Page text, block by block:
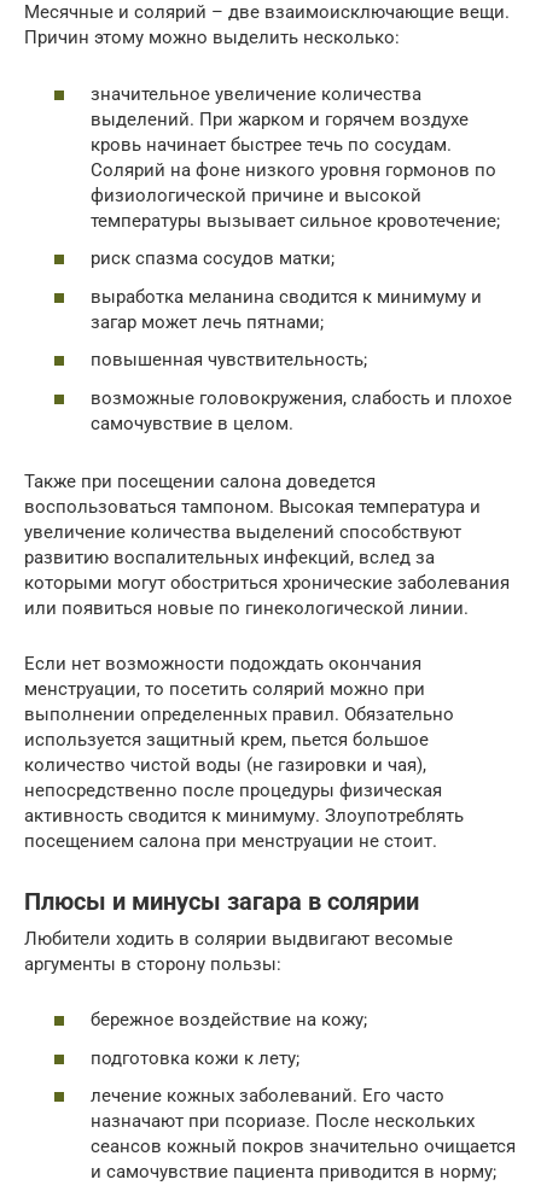
Месячные и солярий – две взаимоисключающие вещи.
Причин этому можно выделить несколько:
значительное увеличение количества
выделений. При жарком и горячем воздухе
кровь начинает быстрее течь по сосудам.
Солярий на фоне низкого уровня гормонов по
физиологической причине и высокой
температуры вызывает сильное кровотечение;
риск спазма сосудов матки;
выработка меланина сводится к минимуму и
загар может лечь пятнами;
повышенная чувствительность;
возможные головокружения, слабость и плохое
самочувствие в целом.
Также при посещении салона доведется
воспользоваться тампоном. Высокая температура и
увеличение количества выделений способствуют
развитию воспалительных инфекций, вслед за
которыми могут обостриться хронические заболевания
или появиться новые по гинекологической линии.
Если нет возможности подождать окончания
менструации, то посетить солярий можно при
выполнении определенных правил. Обязательно
используется защитный крем, пьется большое
количество чистой воды (не газировки и чая),
непосредственно после процедуры физическая
активность сводится к минимуму. Злоупотреблять
посещением салона при менструации не стоит.
Плюсы и минусы загара в солярии
Любители ходить в солярии выдвигают весомые
аргументы в сторону пользы:
бережное воздействие на кожу;
подготовка кожи к лету;
лечение кожных заболеваний. Его часто
назначают при псориазе. После нескольких
сеансов кожный покров значительно очищается
и самочувствие пациента приводится в норму;